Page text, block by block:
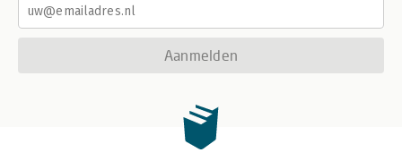
Aanmelden